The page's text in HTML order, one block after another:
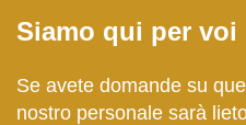
Siamo qui per voi
Se avete domande su
nostro personale sarà